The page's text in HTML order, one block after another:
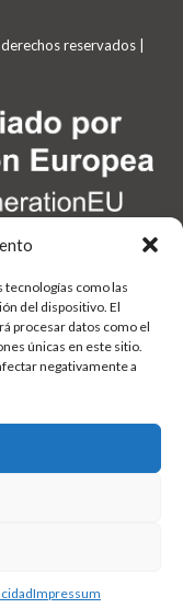
como las
del dispositivo. El
procesar datos como el
únicas en este sitio.
negativamente a
Impressum
reservados |